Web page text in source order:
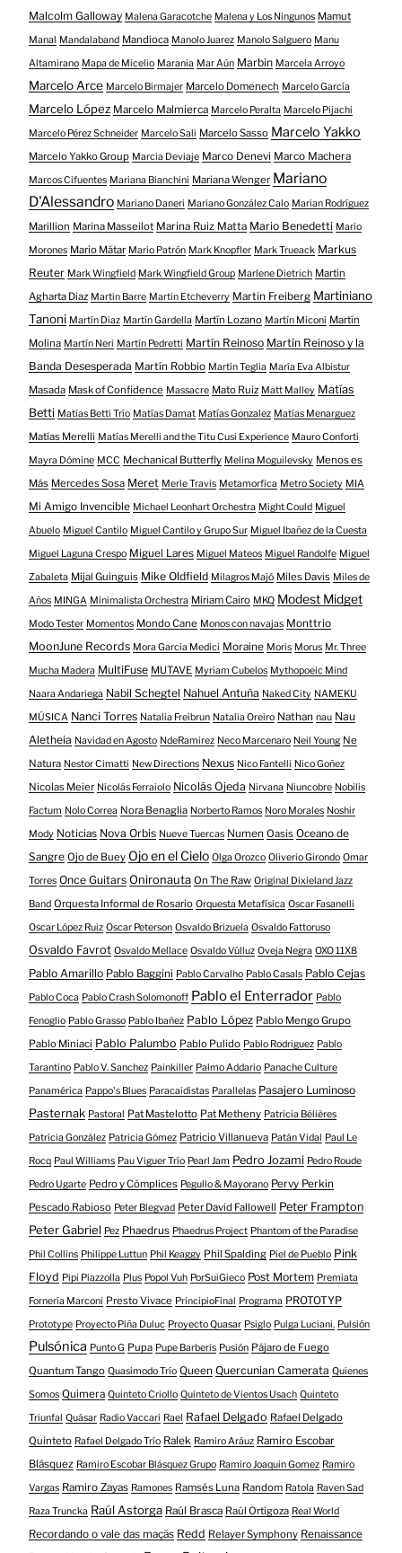
Malcolm Galloway Malena Garacotche Malena y Los Ningunos Mamut
Manal Mandalaband Mandioca Manolo Juarez Manolo Salguero Manu
Altamirano Mapa de Micelio Marania Mar Aún Marbin Marcela Arroyo
Marcelo Arce Marcelo Birmajer Marcelo Domenech Marcelo García
Marcelo López Marcelo Malmierca Marcelo Peralta Marcelo Pijachi
Marcelo Pérez Schneider Marcelo Sali Marcelo Sasso Marcelo Yakko
Marcelo Yakko Group Marcia Deviaje Marco Denevi Marco Machera
Marcos Cifuentes Mariana Bianchini Mariana Wenger Mariano
D'Alessandro Mariano Daneri Mariano González Calo Marian Rodríguez
Marillion Marina Masseilot Marina Ruiz Matta Mario Benedetti Mario
Morones Mario Mátar Mario Patrón Mark Knopfler Mark Trueack Markus
Reuter Mark Wingfield Mark Wingfield Group Marlene Dietrich Martin
Agharta Diaz Martin Barre Martin Etcheverry Martin Freiberg Martiniano
Tanoni Martín Diaz Martín Gardella Martín Lozano Martín Miconi Martín
Molina Martín Neri Martín Pedretti Martín Reinoso Martín Reinoso y la
Banda Desesperada Martín Robbio Martín Teglia María Eva Albistur
Masada Mask of Confidence Massacre Mato Ruiz Matt Malley Matías
Betti Matías Betti Trío Matías Damat Matías Gonzalez Matías Menarguez
Matías Merelli Matías Merelli and the Titu Cusi Experience Mauro Conforti
Mayra Dómine MCC Mechanical Butterfly Melina Moguilevsky Menos es
Más Mercedes Sosa Meret Merle Travis Metamorfica Metro Society MIA
Mi Amigo Invencible Michael Leonhart Orchestra Might Could Miguel
Abuelo Miguel Cantilo Miguel Cantilo y Grupo Sur Miguel Ibañez de la Cuesta
Miguel Laguna Crespo Miguel Lares Miguel Mateos Miguel Randolfe Miguel
Zabaleta Mijal Guinguis Mike Oldfield Milagros Majó Miles Davis Miles de
Años MINGA Minimalista Orchestra Miriam Cairo MKQ Modest Midget
Modo Tester Momentos Mondo Cane Monos con navajas Monttrio
MoonJune Records Mora Garcia Medici Moraine Moris Morus Mr. Three
Mucha Madera MultiFuse MUTAVE Myriam Cubelos Mythopoeic Mind
Naara Andariega Nabil Schegtel Nahuel Antuña Naked City NAMEKU
MÚSICA Nanci Torres Natalia Freibrun Natalia Oreiro Nathan nau Nau
Aletheia Navidad en Agosto NdeRamirez Neco Marcenaro Neil Young Ne
Natura Nestor Cimatti New Directions Nexus Nico Fantelli Nico Goñez
Nicolas Meier Nicolás Ferraiolo Nicolás Ojeda Nirvana Niuncobre Nobilis
Factum Nolo Correa Nora Benaglia Norberto Ramos Noro Morales Noshir
Mody Noticias Nova Orbis Nueve Tuercas Numen Oasis Oceano de
Sangre Ojo de Buey Ojo en el Cielo Olga Orozco Oliverio Girondo Omar
Torres Once Guitars Onironauta On The Raw Original Dixieland Jazz
Band Orquesta Informal de Rosario Orquesta Metafísica Oscar Fasanelli
Oscar López Ruiz Oscar Peterson Osvaldo Brizuela Osvaldo Fattoruso
Osvaldo Favrot Osvaldo Mellace Osvaldo Vülluz Oveja Negra OXO 11X8
Pablo Amarillo Pablo Baggini Pablo Carvalho Pablo Casals Pablo Cejas
Pablo Coca Pablo Crash Solomonoff Pablo el Enterrador Pablo
Fenoglio Pablo Grasso Pablo Ibañez Pablo López Pablo Mengo Grupo
Pablo Miniaci Pablo Palumbo Pablo Pulido Pablo Rodriguez Pablo
Tarantino Pablo V. Sanchez Painkiller Palmo Addario Panache Culture
Panamérica Pappo's Blues Paracaidistas Parallelas Pasajero Luminoso
Pasternak Pastoral Pat Mastelotto Pat Metheny Patricia Bélières
Patricia González Patricia Gómez Patricio Villanueva Patán Vidal Paul Le
Rocq Paul Williams Pau Viguer Trío Pearl Jam Pedro Jozami Pedro Roude
Pedro Ugarte Pedro y Cómplices Pegullo & Mayorano Pervy Perkin
Pescado Rabioso Peter Blegvad Peter David Fallowell Peter Frampton
Peter Gabriel Pez Phaedrus Phaedrus Project Phantom of the Paradise
Phil Collins Philippe Luttun Phil Keaggy Phil Spalding Piel de Pueblo Pink
Floyd Pipi Piazzolla Plus Popol Vuh PorSuiGieco Post Mortem Premiata
Fornería Marconi Presto Vivace PrincipioFinal Programa PROTOTYP
Prototype Proyecto Piña Duluc Proyecto Quasar Psiglo Pulga Luciani. Pulsión
Pulsónica Punto G Pupa Pupe Barberis Pusión Pájaro de Fuego
Quantum Tango Quasimodo Trío Queen Quercunian Camerata Quienes
Somos Quimera Quinteto Criollo Quinteto de Vientos Usach Quinteto
Triunfal Quásar Radio Vaccari Rael Rafael Delgado Rafael Delgado
Quinteto Rafael Delgado Trío Ralek Ramiro Aráuz Ramiro Escobar
Blásquez Ramiro Escobar Blásquez Grupo Ramiro Joaquin Gomez Ramiro
Vargas Ramiro Zayas Ramones Ramsés Luna Random Ratola Raven Sad
Raza Truncka Raúl Astorga Raúl Brasca Raúl Ortigoza Real World
Recordando o vale das maçãs Redd Relayer Symphony Renaissance